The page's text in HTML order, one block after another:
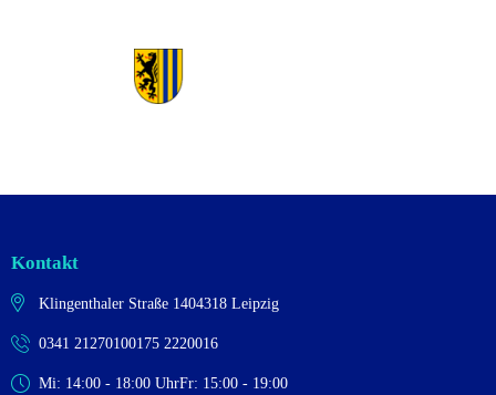
Kontakt
Klingenthaler Straße 1404318 Leipzig
0341 21270100175 2220016
Mi: 14:00 - 18:00 UhrFr: 15:00 - 19:00